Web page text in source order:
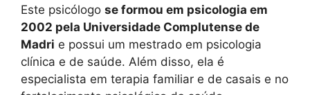
Este psicólogo se formou em psicologia em
2002 pela Universidade Complutense de
Madri e possui um mestrado em psicologia
clínica e de saúde. Além disso, ela é
especialista em terapia familiar e de casais e no